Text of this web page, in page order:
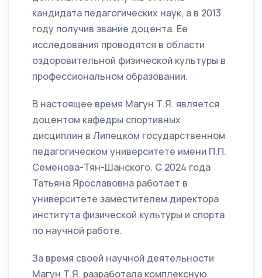
кандидата педагогических наук, а в 2013
году получив звание доцента. Ее
исследования проводятся в области
оздоровительной физической культуры в
профессиональном образовании.
В настоящее время Магун Т.Я. является
доцентом кафедры спортивных
дисциплин в Липецком государственном
педагогическом университете имени П.П.
Семенова-Тян-Шанского. С 2024 года
Татьяна Ярославовна работает в
университете заместителем директора
института физической культуры и спорта
по научной работе.
За время своей научной деятельности
Магун Т.Я. разработала комплексную